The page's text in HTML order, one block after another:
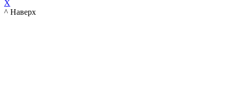
X
^ Наверх